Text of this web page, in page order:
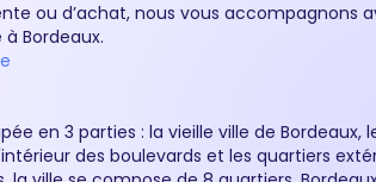
ou d’achat, nous vous accompagnons
Bordeaux.
en 3 parties : la vieille ville de Bordeaux,
des boulevards et les quartiers